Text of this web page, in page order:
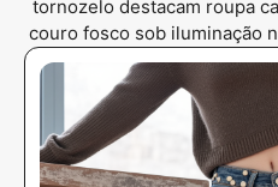
tornozelo destacam roupa
couro fosco sob iluminação
de moda urbana